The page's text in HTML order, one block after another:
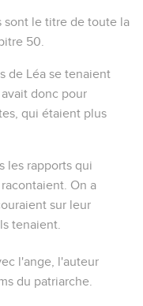
sont le titre de toute la
50.
de Léa se tenaient
donc pour
qui étaient plus
les rapports qui
On a
sur leur
tenaient.
l'ange, l'auteur
du patriarche.